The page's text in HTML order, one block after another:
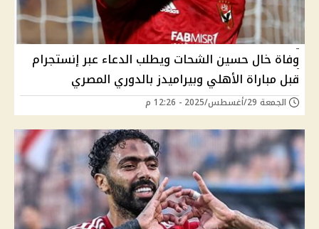
وفاة خال حسين الشحات ويطلب الدعاء عبر إنستجرام
قبل مباراة الأهلي وبيراميدز بالدوري المصري
الجمعة 29/أغسطس/2025 - 12:26 م